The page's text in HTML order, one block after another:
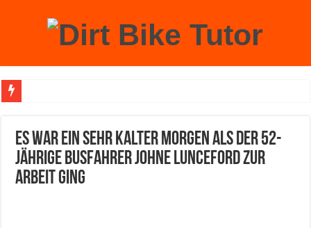
Es war ein sehr kalter Morgen als der 52-
jährige Busfahrer Johne Lunceford zur
Arbeit ging